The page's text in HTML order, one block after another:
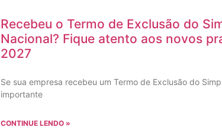
Recebeu o Termo de Exclusão do
Nacional? Fique atento aos novos
2027
Se sua empresa recebeu um Termo de Exclusão do
importante
CONTINUE LENDO »